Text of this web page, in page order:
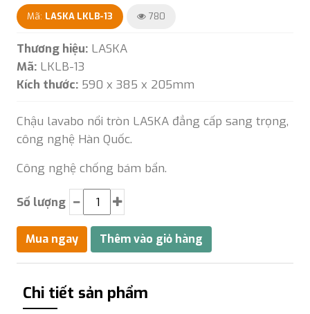
Mã: LASKA LKLB-13 780
Thương hiệu: LASKA
Mã: LKLB-13
Kích thước: 590 x 385 x 205mm
Chậu lavabo nổi tròn LASKA đẳng cấp sang trọng,
công nghệ Hàn Quốc.
Công nghệ chống bám bẩn.
Số lượng
Chi tiết sản phẩm